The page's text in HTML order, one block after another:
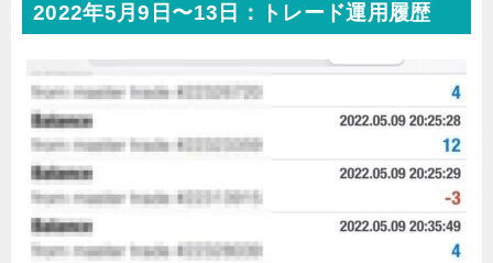
2022年5月9日〜13日：トレード運用履歴